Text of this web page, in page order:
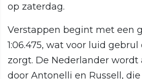
op zaterdag.
Verstappen begint met een
1:06.475, wat voor luid
zorgt. De Nederlander wordt
door Antonelli en Russell,